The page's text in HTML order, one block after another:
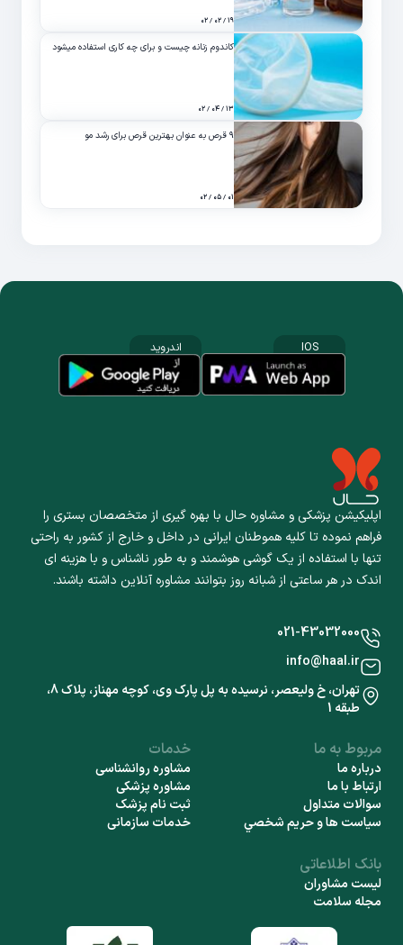
۱۹ / ۰۲ / ۰۲
کاندوم زنانه چیست و برای چه کاری استفاده میشود
۱۳ / ۰۴ / ۰۲
۹ قرص به عنوان بهترین قرص برای رشد مو
۰۱ / ۰۵ / ۰۲
اپلیکیشن پزشکی و مشاوره حال با بهره گیری از متخصصان بستری را
فراهم نموده تا کلیه هموطنان ایرانی در داخل و خارج از کشور به راحتی
تنها با استفاده از یک گوشی هوشمند و به طور ناشناس و با هزینه ای
اندک در هر ساعتی از شبانه روز بتوانند مشاوره آنلاین داشته باشند.
IOS اندروید
مربوط به ما
درباره ما
ارتباط با ما
سوالات متداول
سياست ها و حريم شخصي
خدمات
مشاوره روانشناسی
مشاوره پزشکی
ثبت نام پزشک
خدمات سازمانی
بانک اطلاعاتی
لیست مشاوران
مجله سلامت
021-43032000
info@haal.ir
تهران، خ ولیعصر، نرسیده به پل پارک وی، کوچه مهناز، پلاک 8،
طبقه 1